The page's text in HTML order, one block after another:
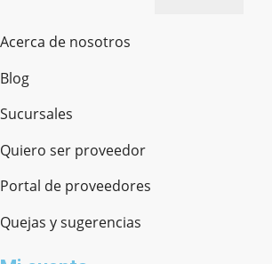
Acerca de nosotros
Blog
Sucursales
Quiero ser proveedor
Portal de proveedores
Quejas y sugerencias